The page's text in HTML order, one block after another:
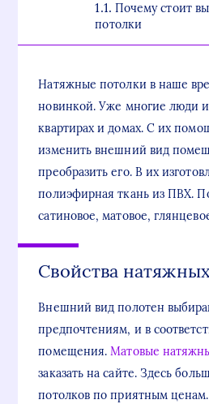
Почему стоит
потолки
Натяжные потолки в наше
новинкой. Уже многие люди
квартирах и домах. С их
изменить внешний вид
преобразить его. В их
полиэфирная ткань из ПВХ.
сатиновое, матовое,
Свойства
Внешний вид полотен
предпочтениям, и в
помещения.Матовые
заказать на сайте. Здесь
потолков по приятным ценам.